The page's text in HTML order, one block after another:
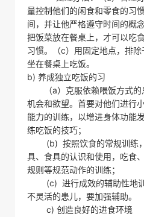
量控制他们的闲食和零食的习
间，并让他严格遵守时间的概
把饭菜放在餐桌上，才可以吃
习惯。（c）用固定地点，排
坐在餐桌上吃饭。
b) 养成独立吃饭的习
（a）克服依赖喂饭方式的
机会和欲望。首要对他们进行
能力的训练，以增进身体功能
练吃饭的技巧；
(b) 按照饮食的常规训练，
具、食具的认识和使用，吃食
规则等规范动作的训练；
(c) 进行成效的辅助性地训
不灵活的患儿，要加强辅助。
c) 创造良好的进食环境